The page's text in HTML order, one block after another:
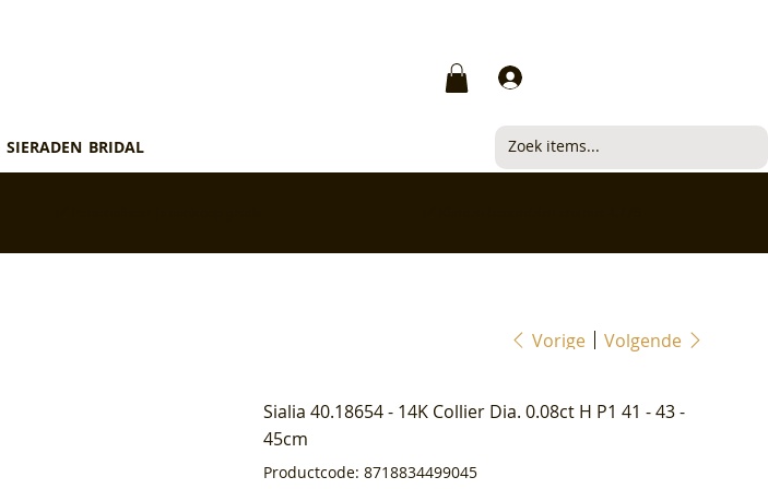
SIERADEN BRIDAL
Vorige Volgende
Sialia 40.18654 - 14K Collier Dia. 0.08ct H P1 41 - 43 -
45cm
Productcode: Productcode
8718834499045
8718834499045